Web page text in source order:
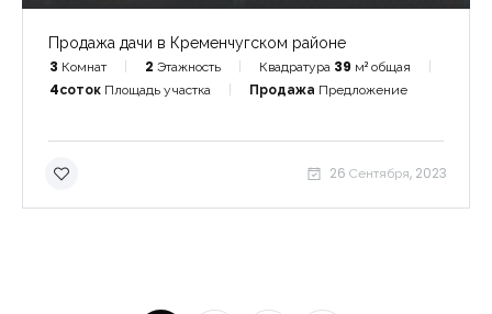
Продажа дачи в Кременчугском районе
3 Комнат 2 Этажность Квадратура 39 м² общая
4соток Площадь участка Продажа Предложение
26 Сентября, 2023